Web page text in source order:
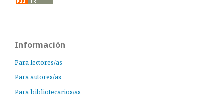
Información
Para lectores/as
Para autores/as
Para bibliotecarios/as